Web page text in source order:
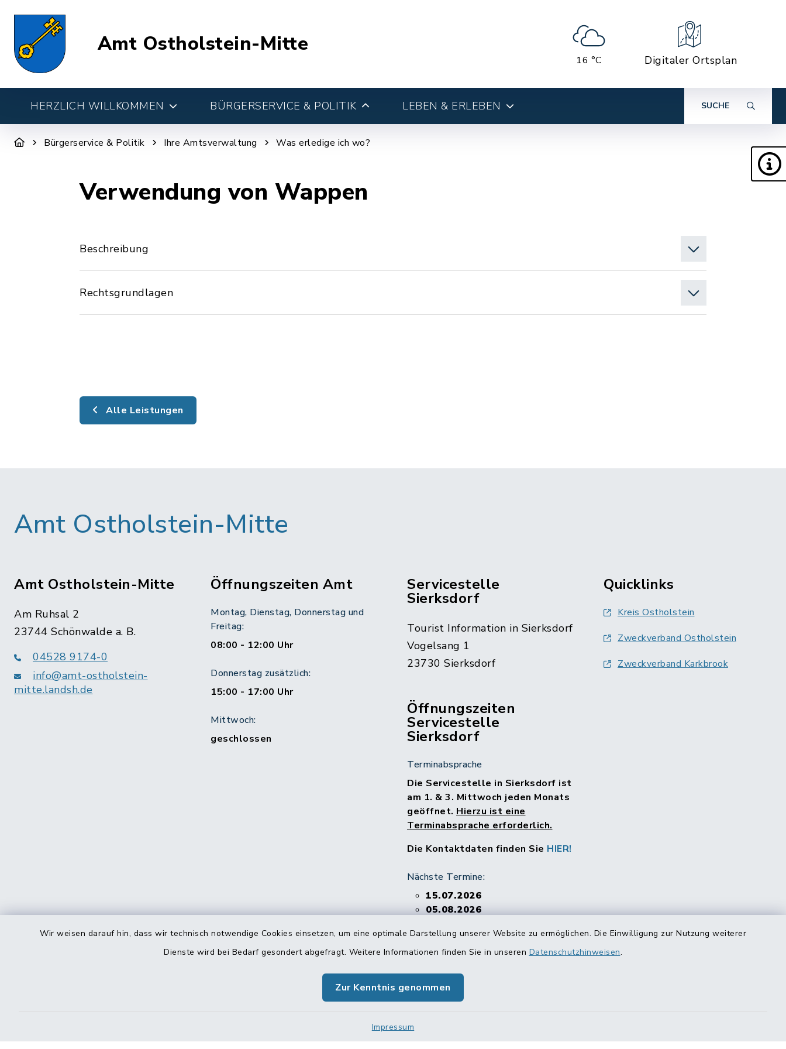
Wir weisen darauf hin, dass wir technisch notwendige Cookies einsetzen, um eine optimale Darstellung unserer Website zu ermöglichen. Die Einwilligung zur Nutzung weiterer
Dienste wird bei Bedarf gesondert abgefragt. Weitere Informationen finden Sie in unseren Datenschutzhinweisen.
Zur Kenntnis genommen
Impressum
Amt Ostholstein-Mitte
16 °C Digitaler Ortsplan
HERZLICH WILLKOMMEN BÜRGERSERVICE & POLITIK LEBEN & ERLEBEN SUCHE
Bürgerservice & Politik Ihre Amtsverwaltung Was erledige ich wo?
Verwendung von Wappen
Beschreibung
Rechtsgrundlagen
Alle Leistungen
Amt Ostholstein-Mitte
Amt Ostholstein-Mitte
Am Ruhsal 2
23744 Schönwalde a. B.
04528 9174-0
info@amt-ostholstein-
mitte.landsh.de
Öffnungszeiten Amt
Montag, Dienstag, Donnerstag und
Freitag:
08:00 - 12:00 Uhr
Donnerstag zusätzlich:
15:00 - 17:00 Uhr
Mittwoch:
geschlossen
Servicestelle
Sierksdorf
Tourist Information in Sierksdorf
Vogelsang 1
23730 Sierksdorf
Öffnungszeiten
Servicestelle
Sierksdorf
Terminabsprache
Die Servicestelle in Sierksdorf ist
am 1. & 3. Mittwoch jeden Monats
geöffnet. Hierzu ist eine
Terminabsprache erforderlich.
Die Kontaktdaten finden Sie HIER!
Nächste Termine:
15.07.2026
05.08.2026
02.09.2026
16.09.2026
Quicklinks
Kreis Ostholstein
Zweckverband Ostholstein
Zweckverband Karkbrook